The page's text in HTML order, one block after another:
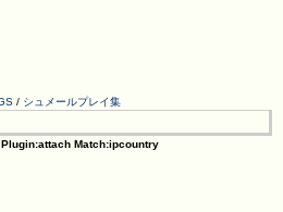
/ シュメールプレイ集
Match:ipcountry